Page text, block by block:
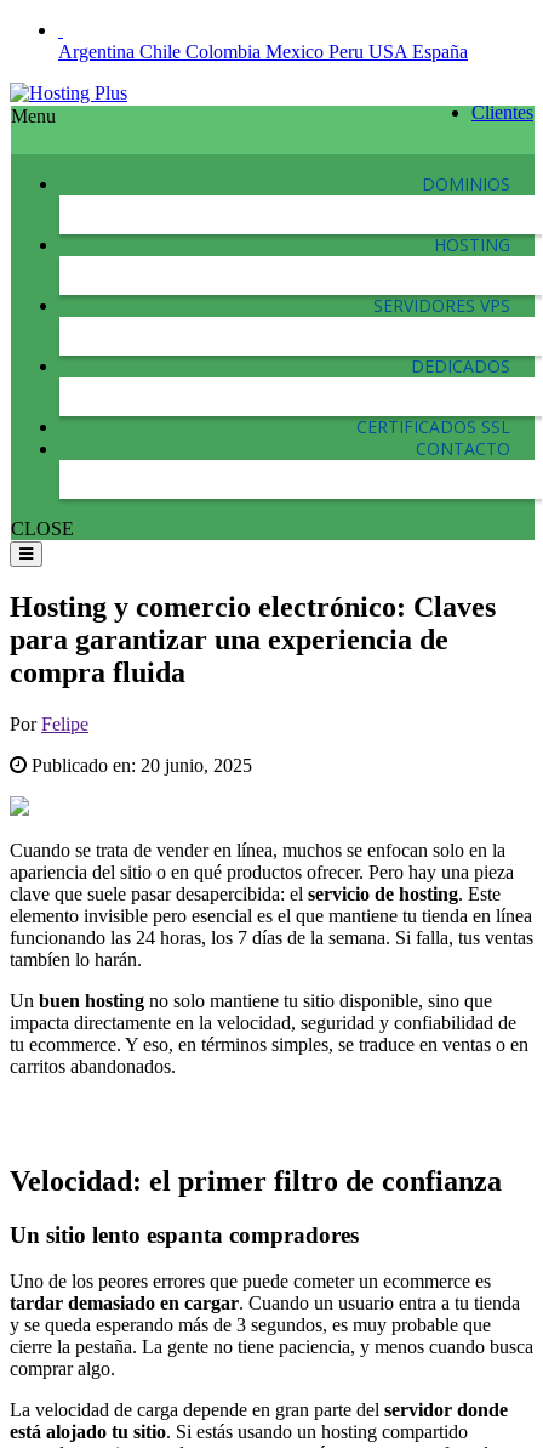
Argentina Chile Colombia Mexico Peru USA España
Clientes
Menu
DOMINIOS
HOSTING
SERVIDORES VPS
DEDICADOS
CERTIFICADOS SSL
CONTACTO
CLOSE
Hosting y comercio electrónico: Claves
para garantizar una experiencia de
compra fluida
PorFelipe
Publicado en: 20 junio, 2025
Cuando se trata de vender en línea, muchos se enfocan solo en la
apariencia del sitio o en qué productos ofrecer. Pero hay una pieza
clave que suele pasar desapercibida: el servicio de hosting. Este
elemento invisible pero esencial es el que mantiene tu tienda en línea
funcionando las 24 horas, los 7 días de la semana. Si falla, tus ventas
tambíen lo harán.
Un buen hosting no solo mantiene tu sitio disponible, sino que
impacta directamente en la velocidad, seguridad y confiabilidad de
tu ecommerce. Y eso, en términos simples, se traduce en ventas o en
carritos abandonados.
Velocidad: el primer filtro de confianza
Un sitio lento espanta compradores
Uno de los peores errores que puede cometer un ecommerce es
tardar demasiado en cargar. Cuando un usuario entra a tu tienda
y se queda esperando más de 3 segundos, es muy probable que
cierre la pestaña. La gente no tiene paciencia, y menos cuando busca
comprar algo.
La velocidad de carga depende en gran parte del servidor donde
está alojado tu sitio. Si estás usando un hosting compartido